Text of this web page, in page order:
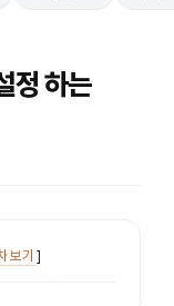
정 하는
보기 ]